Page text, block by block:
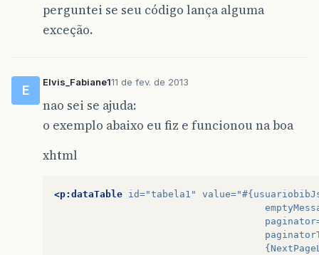
perguntei se seu código lança alguma
exceção.
E
Elvis_Fabiane111 de fev. de 2013
nao sei se ajuda:
o exemplo abaixo eu fiz e funcionou na boa
xhtml
<p:dataTable id="tabela1" value=